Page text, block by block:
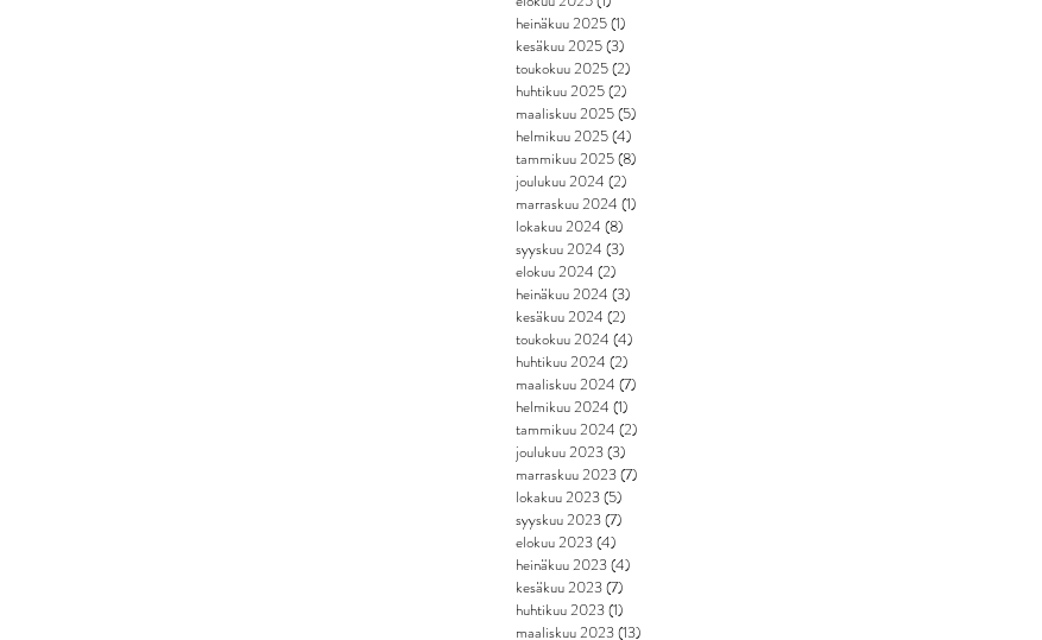
heinäkuu 2025(1)
kesäkuu 2025(3)
toukokuu 2025(2)
huhtikuu 2025(2)
maaliskuu 2025(5)
helmikuu 2025(4)
tammikuu 2025(8)
joulukuu 2024 (2)
marraskuu 2024 (1)
lokakuu 2024 (8)
syyskuu 2024 (3)
elokuu 2024 (2)
heinäkuu 2024 (3)
kesäkuu 2024 (2)
toukokuu 2024 (4)
huhtikuu 2024 (2)
maaliskuu 2024 (7)
helmikuu 2024 (1)
tammikuu 2024 (2)
joulukuu 2023(3)
marraskuu 2023(7)
lokakuu 2023(5)
syyskuu 2023(7)
elokuu 2023(4)
heinäkuu 2023(4)
kesäkuu 2023(7)
huhtikuu 2023(1)
maaliskuu 2023(13)